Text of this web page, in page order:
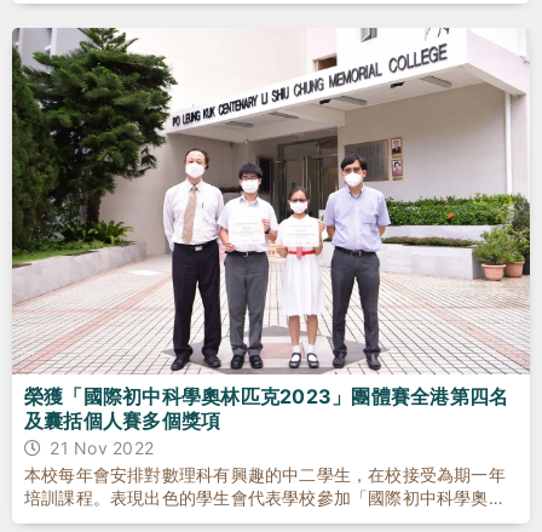
李兆忠紀念中學協辦，我們邀請到北山堂總監(教育)李文浩先生
與家長們探討： 1. 如何建立親子間的連結及互動，幫助家長建立
和諧的親子關係； 2. 親子衝突背後的原因，並提供實用的策略和
方法，促進家庭和諧及互動。 [...]
榮獲「國際初中科學奧林匹克2023」團體賽全港第四名
及囊括個人賽多個獎項
21 Nov 2022
本校每年會安排對數理科有興趣的中二學生，在校接受為期一年
培訓課程。表現出色的學生會代表學校參加「國際初中科學奧林
匹克」香港選拔賽。